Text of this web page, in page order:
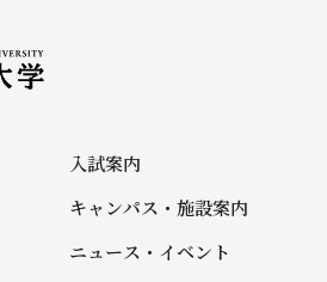
入試案内
キャンパス・施設案内
ニュース・イベント